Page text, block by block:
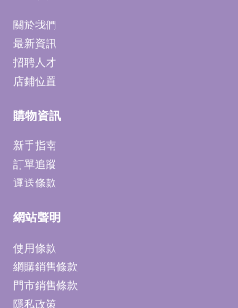
關於我們
最新資訊
招聘人才
店鋪位置
購物資訊
新手指南
訂單追蹤
運送條款
網站聲明
使用條款
網購銷售條款
門市銷售條款
隱私政策